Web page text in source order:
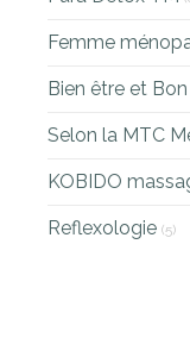
Femme
Bien être et
Selon la MTC
KOBIDO
Reflexologie (5)